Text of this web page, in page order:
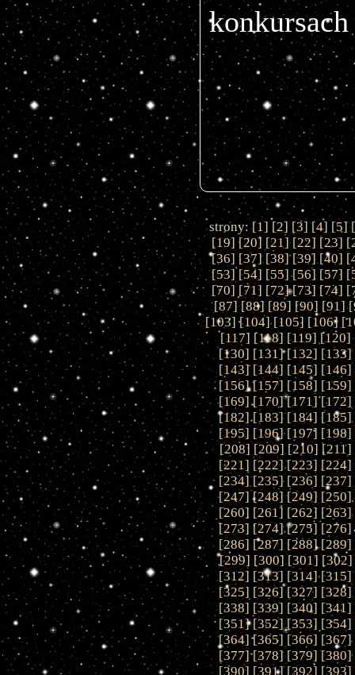
strony: [1] [2] [3] [4] [5] [
[19] [20] [21] [22] [23] [
[36] [37] [38] [39] [40] [
[53] [54] [55] [56] [57] [
[70] [71] [72] [73] [74] [
[87] [88] [89] [90] [91] [
[103] [104] [105] [106] [
[117] [118] [119] [120]
[130] [131] [132] [133]
[143] [144] [145] [146]
[156] [157] [158] [159]
[169] [170] [171] [172]
[182] [183] [184] [185]
[195] [196] [197] [198]
[208] [209] [210] [211]
[221] [222] [223] [224]
[234] [235] [236] [237]
[247] [248] [249] [250]
[260] [261] [262] [263]
[273] [274] [275] [276]
[286] [287] [288] [289]
[299] [300] [301] [302]
[312] [313] [314] [315]
[325] [326] [327] [328]
[338] [339] [340] [341]
[351] [352] [353] [354]
[364] [365] [366] [367]
[377] [378] [379] [380]
[390] [391] [392] [393]